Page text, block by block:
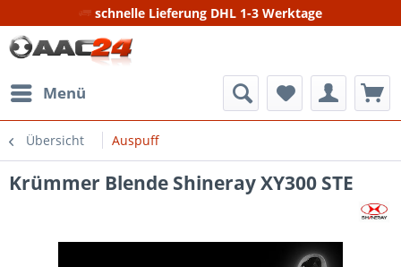
schnelle Lieferung DHL 1-3 Werktage
Menü
Übersicht Auspuff
Krümmer Blende Shineray XY300 STE